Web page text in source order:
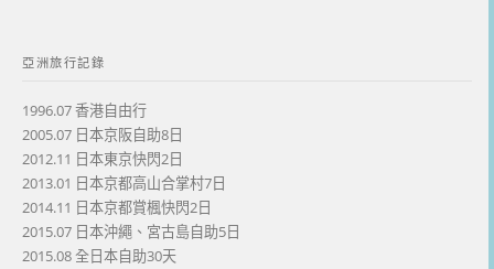
亞洲旅行記錄
1996.07 香港自由行
2005.07 日本京阪自助8日
2012.11 日本東京快閃2日
2013.01 日本京都高山合掌村7日
2014.11 日本京都賞楓快閃2日
2015.07 日本沖繩、宮古島自助5日
2015.08 全日本自助30天